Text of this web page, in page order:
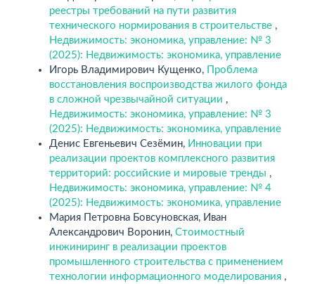
реестры требований на пути развития
технического нормирования в строительстве ,
Недвижимость: экономика, управление: № 3
(2025): Недвижимость: экономика, управление
Игорь Владимирович Кущенко,
Проблема
восстановления воспроизводства жилого фонда
в сложной чрезвычайной ситуации ,
Недвижимость: экономика, управление: № 3
(2025): Недвижимость: экономика, управление
Денис Евгеньевич Сезёмин, Инновации при
реализации проектов комплексного развития
территорий: российские и мировые тренды ,
Недвижимость: экономика, управление: № 4
(2025): Недвижимость: экономика, управление
Мария Петровна Бовсуновская, Иван
Александрович Воронин, Стоимостный
инжиниринг в реализации проектов
промышленного строительства с применением
технологии информационного моделирования ,